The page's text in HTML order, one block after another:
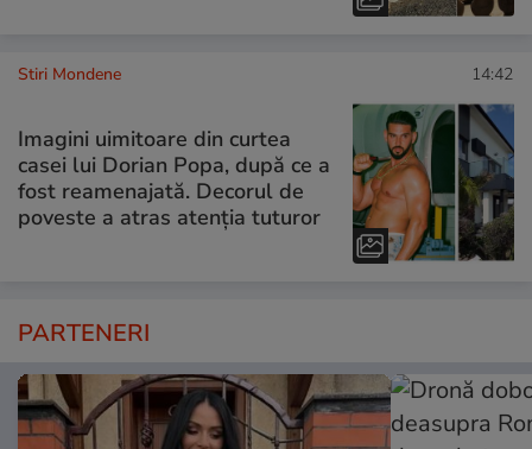
Stiri Mondene 14:42
Imagini uimitoare din curtea
casei lui Dorian Popa, după ce a
fost reamenajată. Decorul de
poveste a atras atenția tuturor
PARTENERI